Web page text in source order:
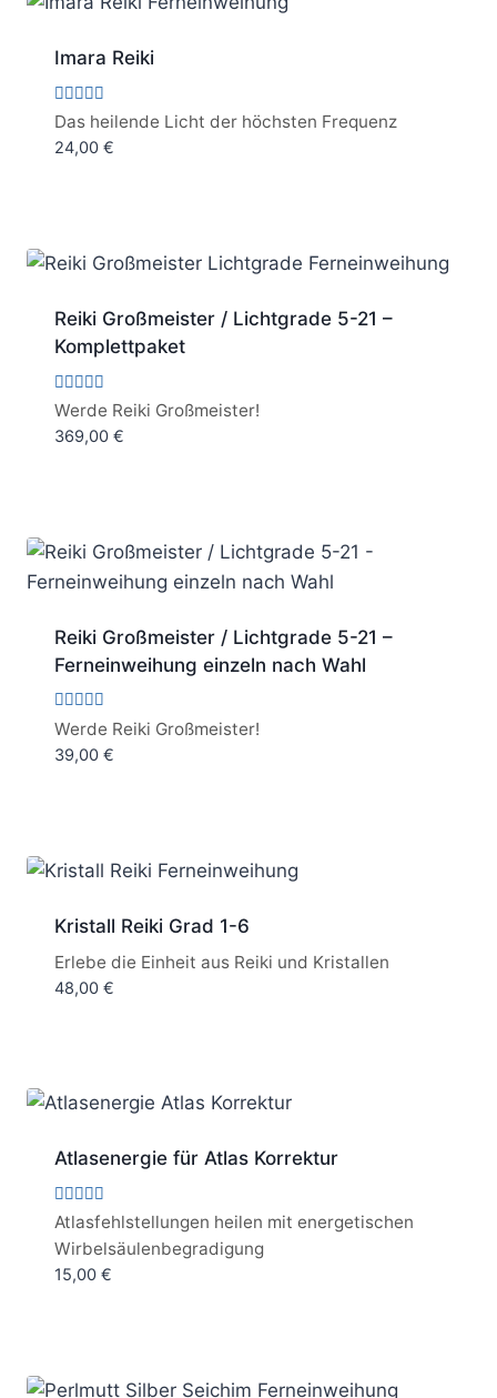
Imara Reiki
Bewertet
mit
5.00
Das heilende Licht der höchsten Frequenz
24,00 €
Reiki Großmeister / Lichtgrade 5-21 –
Komplettpaket
Bewertet
mit
5.00
Werde Reiki Großmeister!
369,00 €
Reiki Großmeister / Lichtgrade 5-21 –
Ferneinweihung einzeln nach Wahl
Bewertet
mit
5.00
Werde Reiki Großmeister!
39,00 €
Kristall Reiki Grad 1-6
Erlebe die Einheit aus Reiki und Kristallen
48,00 €
Atlasenergie für Atlas Korrektur
Bewertet
mit
5.00
von 5
Atlasfehlstellungen heilen mit energetischen
Wirbelsäulenbegradigung
15,00 €